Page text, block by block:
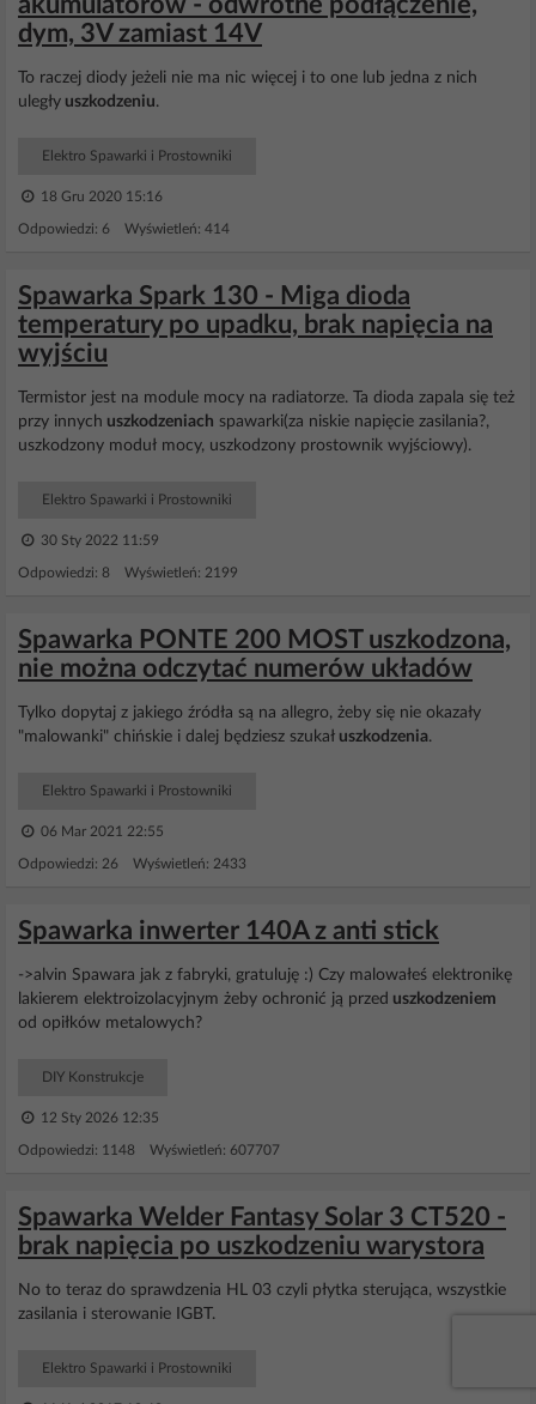
dym, 3V zamiast 14V
To raczej diody jeżeli nie ma nic więcej i to one lub jedna z nich
uległy uszkodzeniu.
Elektro Spawarki i Prostowniki
18 Gru 2020 15:16
Odpowiedzi: 6 Wyświetleń: 414
Spawarka Spark 130 - Miga dioda
temperatury po upadku, brak napięcia na
wyjściu
Termistor jest na module mocy na radiatorze. Ta dioda zapala się też
przy innych uszkodzeniach spawarki(za niskie napięcie zasilania?,
uszkodzony moduł mocy, uszkodzony prostownik wyjściowy).
Elektro Spawarki i Prostowniki
30 Sty 2022 11:59
Odpowiedzi: 8 Wyświetleń: 2199
Spawarka PONTE 200 MOST uszkodzona,
nie można odczytać numerów układów
Tylko dopytaj z jakiego źródła są na allegro, żeby się nie okazały
"malowanki" chińskie i dalej będziesz szukał uszkodzenia.
Elektro Spawarki i Prostowniki
06 Mar 2021 22:55
Odpowiedzi: 26 Wyświetleń: 2433
Spawarka inwerter 140A z anti stick
->alvin Spawara jak z fabryki, gratuluję :) Czy malowałeś elektronikę
lakierem elektroizolacyjnym żeby ochronić ją przed uszkodzeniem
od opiłków metalowych?
DIY Konstrukcje
12 Sty 2026 12:35
Odpowiedzi: 1148 Wyświetleń: 607707
Spawarka Welder Fantasy Solar 3 CT520 -
brak napięcia po uszkodzeniu warystora
No to teraz do sprawdzenia HL 03 czyli płytka sterująca, wszystkie
zasilania i sterowanie IGBT.
Elektro Spawarki i Prostowniki